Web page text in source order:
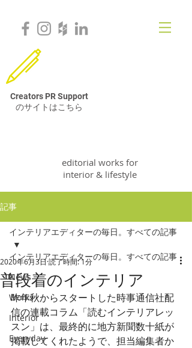
Creators PR Support
のサイトはこちら
editorial works for
interior & lifestyle
記事
インテリアエディターの毎日。すべての記事
News
Works
Interior
Everyday
インテリアエディターの毎日。すべての記事
普段着のインテリア
2020年6月3日読了時間: 1分
昨年秋からスタートした時事通信社配
信の連載コラム「読むインテリアレッ
スン」は、最終的に地方新聞数十紙が
掲載してくれたようで、担当編集者か